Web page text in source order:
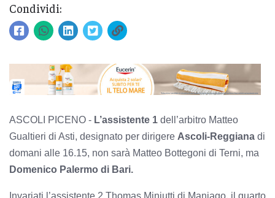
Condividi:
ASCOLI PICENO - L’assistente 1 dell’arbitro Matteo
Gualtieri di Asti, designato per dirigere Ascoli-Reggiana di
domani alle 16.15, non sarà Matteo Bottegoni di Terni, ma
Domenico Palermo di Bari.
Invariati l’assistente 2 Thomas Miniutti di Maniago, il quarto